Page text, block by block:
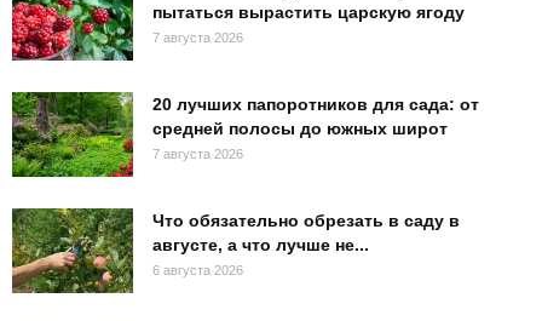
пытаться вырастить царскую ягоду
7 августа 2026
20 лучших папоротников для сада: от
средней полосы до южных широт
7 августа 2026
Что обязательно обрезать в саду в
августе, а что лучше не...
6 августа 2026